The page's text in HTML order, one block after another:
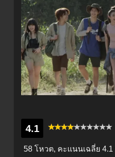
4.1
58 โหวต, คะแนนเฉลี่ย 4.1